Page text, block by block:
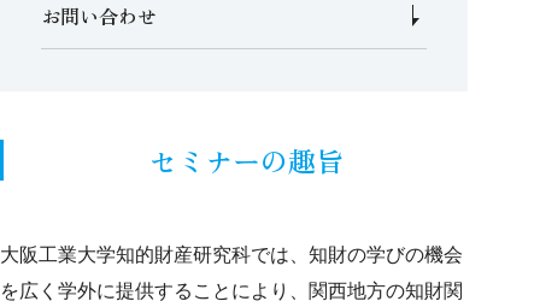
お問い合わせ
セミナーの趣旨
大阪工業大学知的財産研究科では、知財の学びの機会
を広く学外に提供することにより、関西地方の知財関